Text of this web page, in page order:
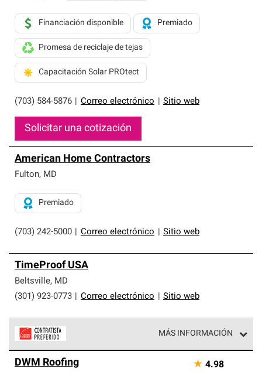
(703) 584-5876 Correo electrónico Sitio web
Financiación disponible Premiado
Promesa de reciclaje de tejas
Capacitación Solar PROtect
Solicitar una cotización
American Home Contractors
Fulton, MD
(703) 242-5000 Correo electrónico Sitio web
Premiado
TimeProof USA
Beltsville, MD
(301) 923-0773
Correo electrónico Sitio web
MÁS INFORMACIÓN
parte de una red exclusiva de profesionales de techos
DWM Roofing ★ 4.98